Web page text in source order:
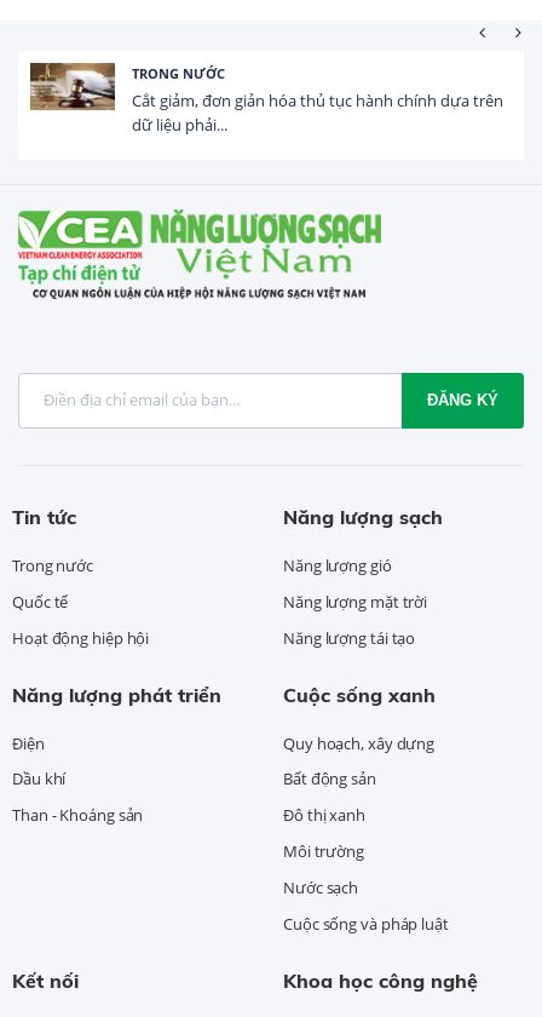
trên
HOẠT ĐỘNG ĐẦU TƯ
Tổng vốn FDI đăng ký vào Việt Nam đạt gần
USD trong 5 tháng...
ĐĂNG KÝ
Tin tức
Trong nước
Quốc tế
Hoạt động hiệp hội
Năng lượng sạch
Năng lượng gió
Năng lượng mặt trời
Năng lượng tái tạo
Năng lượng phát triển
Điện
Dầu khí
Than - Khoáng sản
Cuộc sống xanh
Quy hoạch, xây dựng
Bất động sản
Đô thị xanh
Môi trường
Nước sạch
Cuộc sống và pháp luật
Kết nối Khoa học công nghệ